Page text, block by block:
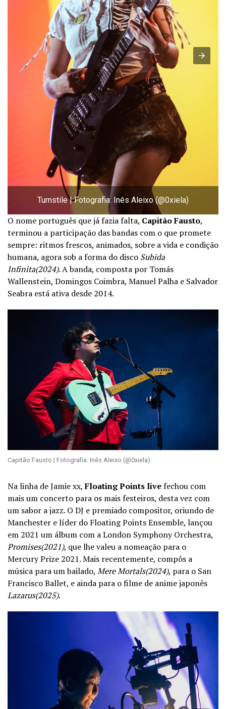
Turnstile | Fotografia: Inês Aleixo (@0xiela)
O nome português que já fazia falta, Capitão Fausto,
terminou a participação das bandas com o que promete
sempre: ritmos frescos, animados, sobre a vida e condição
humana, agora sob a forma do disco Subida
Infinita(2024). A banda, composta por Tomás
Wallenstein, Domingos Coimbra, Manuel Palha e Salvador
Seabra está ativa desde 2014.
Capitão Fausto | Fotografia: Inês Aleixo (@0xiela)
Na linha de Jamie xx,Floating Points livefechou com
mais um concerto para os mais festeiros, desta vez com
um sabor a jazz. O DJ e premiado compositor, oriundo de
Manchester e líder do Floating Points Ensemble, lançou
em 2021 um álbum com a London Symphony Orchestra,
Promises(2021), que lhe valeu a nomeação para o
Mercury Prize 2021. Mais recentemente, compôs a
música para um bailado, Mere Mortals(2024), para o San
Francisco Ballet, e ainda para o filme de anime japonês
Lazarus(2025).